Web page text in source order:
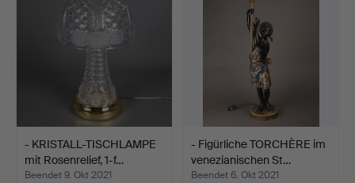
- KRISTALL-TISCHLAMPE
mit Rosenrelief, 1-f…
Beendet 9. Okt 2021
- Figürliche TORCHÈRE im
venezianischen St…
Beendet 6. Okt 2021